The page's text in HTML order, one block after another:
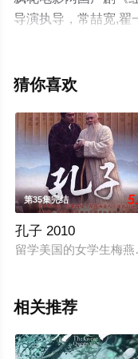
导演执导，常喆宽,翟
的中国大陆电视剧，
多相关信息可移步至
猜你喜欢
第35集完结
孔子 2010
留学美国的女学生梅
相关推荐